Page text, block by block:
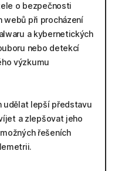
o bezpečnosti
webů při procházení
a kybernetických
nebo detekcí
výzkumu
udělat lepší představu
a zlepšovat jeho
řešeních